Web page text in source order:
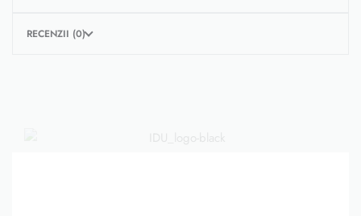
RECENZII (0)